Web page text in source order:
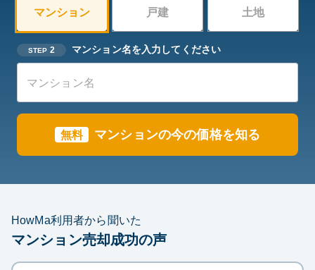
マンション 戸建 土地
STEP 2 マンション名を入力してください
無料 マンションの今の価格を知る
HowMa利用者から聞いた
マンション売却成功の声